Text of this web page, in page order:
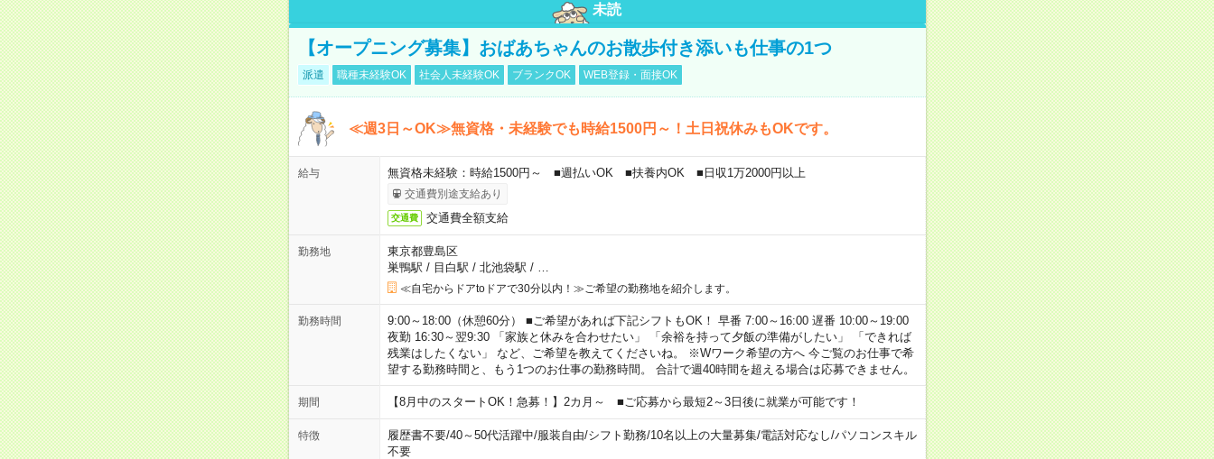
未読
【オープニング募集】おばあちゃんのお散歩付き添いも仕事の1つ
派遣 職種未経験OK 社会人未経験OK ブランクOK WEB登録・面接OK
≪週3日～OK≫無資格・未経験でも時給1500円～！土日祝休みもOKです。
給与 無資格未経験：時給1500円～ ■週払いOK ■扶養内OK ■日収1万2000円以上
交通費別途支給あり
交通費 交通費全額支給
勤務地
東京都豊島区
巣鴨駅 / 目白駅 / 北池袋駅 /
≪自宅からドアtoドアで30分以内！≫ご希望の勤務地を紹介します。
勤務時間
9:00～18:00（休憩60分） ■ご希望があれば下記シフトもOK！ 早番 7:00～16:00 遅番 10:00～19:00
夜勤 16:30～翌9:30 「家族と休みを合わせたい」 「余裕を持って夕飯の準備がしたい」 「できれば
残業はしたくない」 など、ご希望を教えてくださいね。 ※Wワーク希望の方へ 今ご覧のお仕事で希
望する勤務時間と、もう1つのお仕事の勤務時間。 合計で週40時間を超える場合は応募できません。
期間 【8月中のスタートOK！急募！】2カ月～ ■ご応募から最短2～3日後に就業が可能です！
特徴 履歴書不要/40～50代活躍中/服装自由/シフト勤務/10名以上の大量募集/電話対応なし/パソコンスキル
不要